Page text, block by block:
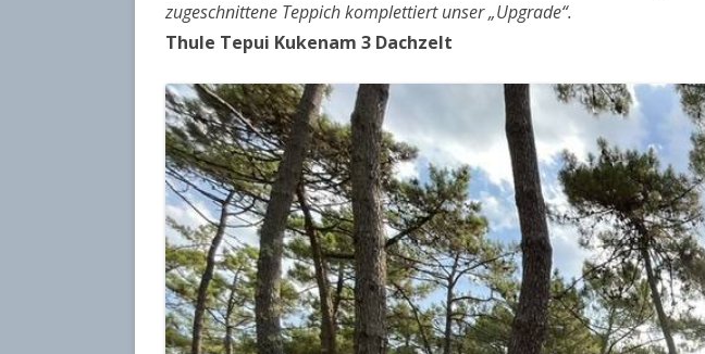
zugeschnittene Teppich komplettiert unser „Upgrade“.
Thule Tepui Kukenam 3 Dachzelt